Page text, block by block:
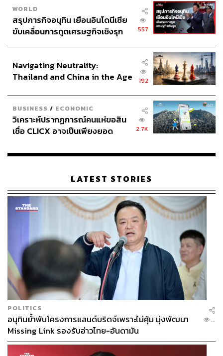
WORLD
สรุปภารกิจอนุทิน เยือนอินโดนีเซีย
ขับเคลื่อนการทูตเศรษฐกิจเชิงรุก
557
Navigating Neutrality:
Thailand and China in the Age
192
BUSINESS / ECONOMIC
วิเคราะห์ปรากฏการณ์คนแห่ขอสิน
เชื่อ CLICX อาจเป็นเพียงยอด
เรือนไทยที่ถูกซุกไว้
2.7K
LATEST STORIES
POLITICS
อนุทินย้ำพับโครงการแลนด์บริดจ์เพราะไม่คุ้ม มุ่งพัฒนา
Missing Link รองรับอ่าวไทย-อันดามัน
...